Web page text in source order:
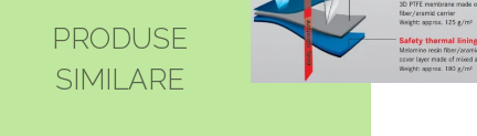
PRODUSE
SIMILARE